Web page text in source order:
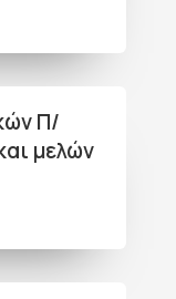
Π/
μελών